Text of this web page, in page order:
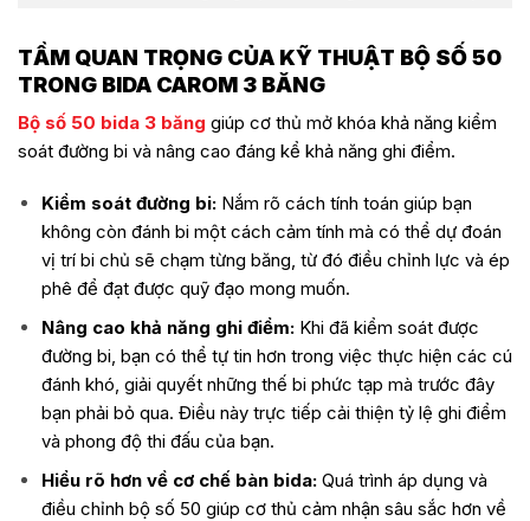
TẦM QUAN TRỌNG CỦA KỸ THUẬT BỘ SỐ 50
TRONG BIDA CAROM 3 BĂNG
Bộ số 50 bida 3 băng giúp cơ thủ mở khóa khả năng kiểm
soát đường bi và nâng cao đáng kể khả năng ghi điểm.
Kiểm soát đường bi: Nắm rõ cách tính toán giúp bạn
không còn đánh bi một cách cảm tính mà có thể dự đoán
vị trí bi chủ sẽ chạm từng băng, từ đó điều chỉnh lực và ép
phê để đạt được quỹ đạo mong muốn.
Nâng cao khả năng ghi điểm:Khi đã kiểm soát được
đường bi, bạn có thể tự tin hơn trong việc thực hiện các cú
đánh khó, giải quyết những thế bi phức tạp mà trước đây
bạn phải bỏ qua. Điều này trực tiếp cải thiện tỷ lệ ghi điểm
và phong độ thi đấu của bạn.
Hiểu rõ hơn về cơ chế bàn bida: Quá trình áp dụng và
điều chỉnh bộ số 50 giúp cơ thủ cảm nhận sâu sắc hơn về